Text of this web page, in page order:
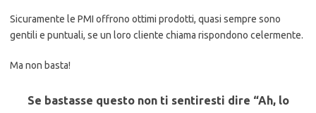
Sicuramente le PMI offrono ottimi prodotti, quasi sempre sono
gentili e puntuali, se un loro cliente chiama rispondono celermente.
Ma non basta!
Se bastasse questo non ti sentiresti dire “Ah, lo